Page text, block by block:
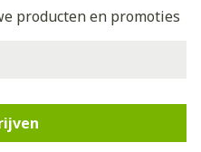
producten en promoties